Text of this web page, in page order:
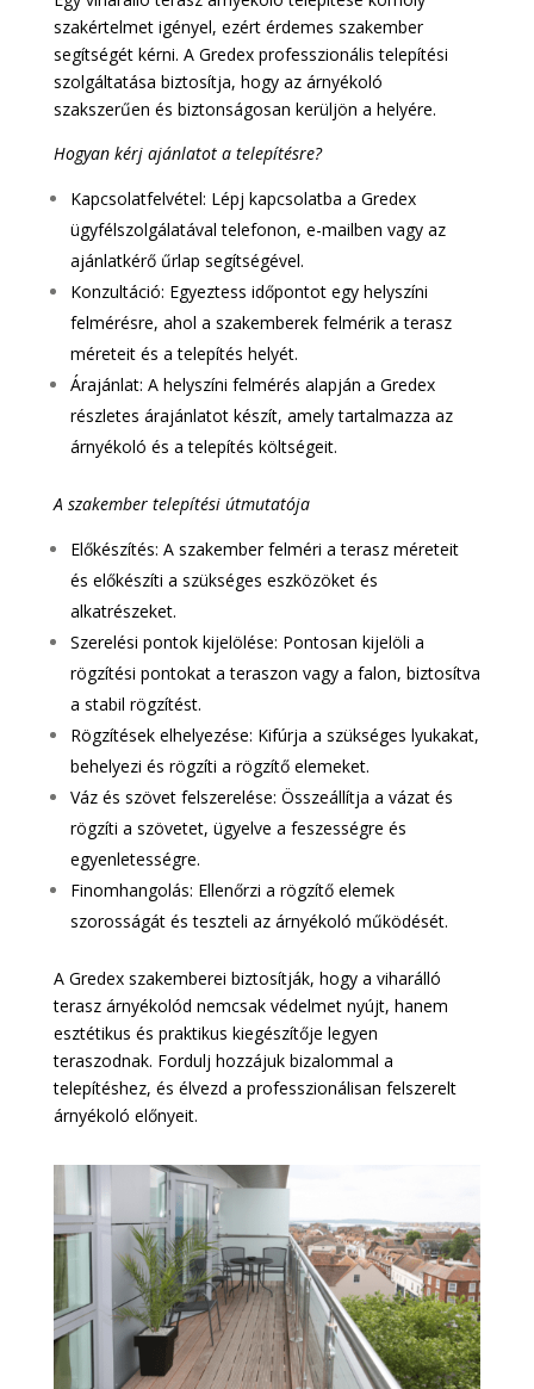
szakértelmet igényel, ezért érdemes szakember
segítségét kérni. A Gredex professzionális telepítési
szolgáltatása biztosítja, hogy az árnyékoló
szakszerűen és biztonságosan kerüljön a helyére.
Hogyan kérj ajánlatot a telepítésre?
Kapcsolatfelvétel: Lépj kapcsolatba a Gredex
ügyfélszolgálatával telefonon, e-mailben vagy az
ajánlatkérő űrlap segítségével.
Konzultáció: Egyeztess időpontot egy helyszíni
felmérésre, ahol a szakemberek felmérik a terasz
méreteit és a telepítés helyét.
Árajánlat: A helyszíni felmérés alapján a Gredex
részletes árajánlatot készít, amely tartalmazza az
árnyékoló és a telepítés költségeit.
A szakember telepítési útmutatója
Előkészítés: A szakember felméri a terasz méreteit
és előkészíti a szükséges eszközöket és
alkatrészeket.
Szerelési pontok kijelölése: Pontosan kijelöli a
rögzítési pontokat a teraszon vagy a falon, biztosítva
a stabil rögzítést.
Rögzítések elhelyezése: Kifúrja a szükséges lyukakat,
behelyezi és rögzíti a rögzítő elemeket.
Váz és szövet felszerelése: Összeállítja a vázat és
rögzíti a szövetet, ügyelve a feszességre és
egyenletességre.
Finomhangolás: Ellenőrzi a rögzítő elemek
szorosságát és teszteli az árnyékoló működését.
A Gredex szakemberei biztosítják, hogy a viharálló
terasz árnyékolód nemcsak védelmet nyújt, hanem
esztétikus és praktikus kiegészítője legyen
teraszodnak. Fordulj hozzájuk bizalommal a
telepítéshez, és élvezd a professzionálisan felszerelt
árnyékoló előnyeit.